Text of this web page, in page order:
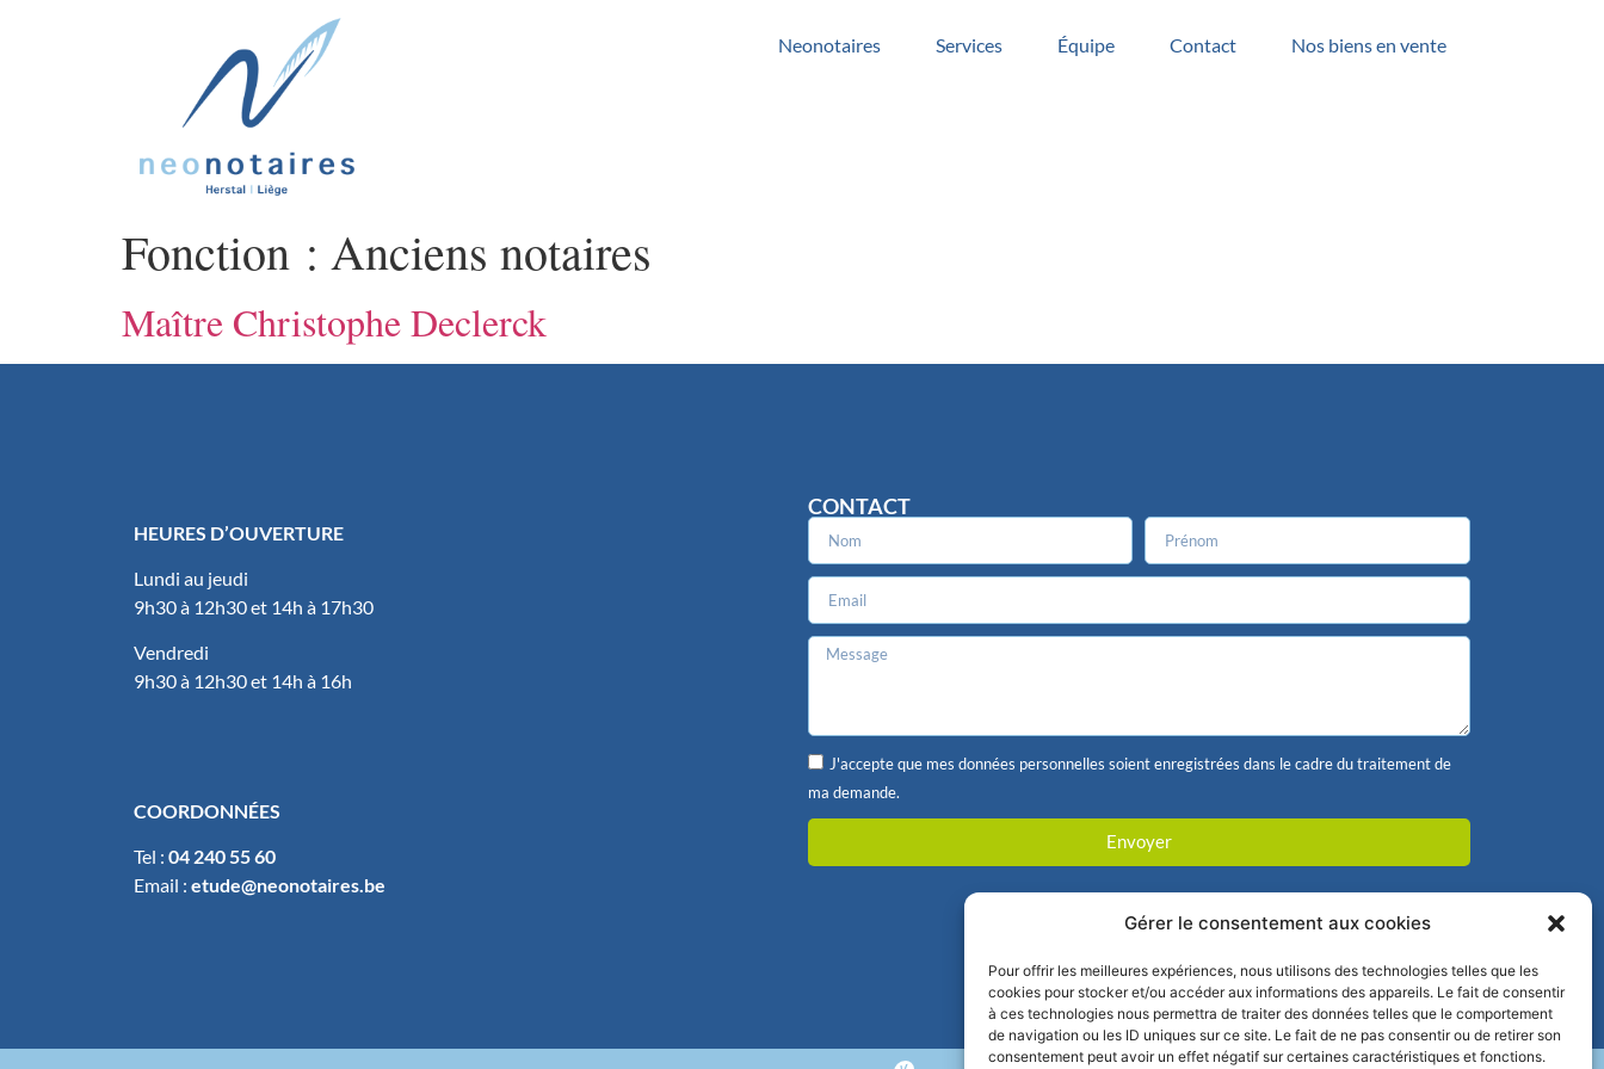
Gérer le consentement aux cookies
Pour offrir les meilleures expériences, nous utilisons des technologies telles que les
cookies pour stocker et/ou accéder aux informations des appareils. Le fait de consentir
à ces technologies nous permettra de traiter des données telles que le comportement
de navigation ou les ID uniques sur ce site. Le fait de ne pas consentir ou de retirer son
consentement peut avoir un effet négatif sur certaines caractéristiques et fonctions.
Neonotaires Services Équipe Contact Nos biens en vente
Fonction : Anciens notaires
Maître Christophe Declerck
HEURES D’OUVERTURE
Lundi au jeudi
9h30 à 12h30 et 14h à 17h30
Vendredi
9h30 à 12h30 et 14h à 16h
COORDONNÉES
Tel : 04 240 55 60
Email : etude@neonotaires.be
CONTACT
J'accepte que mes données personnelles soient enregistrées dans le cadre du traitement de
ma demande.
Envoyer